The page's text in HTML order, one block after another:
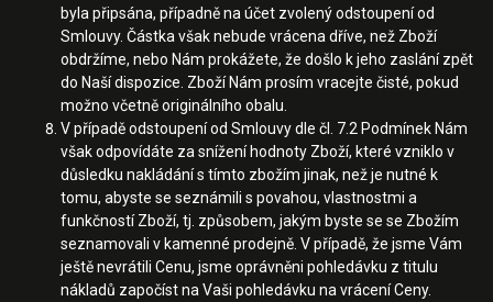
byla připsána, případně na účet zvolený odstoupení od
Smlouvy. Částka však nebude vrácena dříve, než Zboží
obdržíme, nebo Nám prokážete, že došlo k jeho zaslání zpět
do Naší dispozice. Zboží Nám prosím vracejte čisté, pokud
možno včetně originálního obalu.
V případě odstoupení od Smlouvy dle čl. 7.2 Podmínek Nám
však odpovídáte za snížení hodnoty Zboží, které vzniklo v
důsledku nakládání s tímto zbožím jinak, než je nutné k
tomu, abyste se seznámili s povahou, vlastnostmi a
funkčností Zboží, tj. způsobem, jakým byste se se Zbožím
seznamovali v kamenné prodejně. V případě, že jsme Vám
ještě nevrátili Cenu, jsme oprávněni pohledávku z titulu
nákladů započíst na Vaši pohledávku na vrácení Ceny.